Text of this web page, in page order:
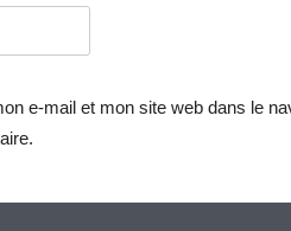
e-mail et mon site web dans le